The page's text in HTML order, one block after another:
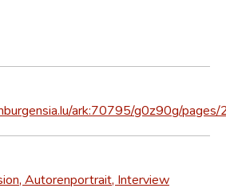
ark:70795/g0z90g/
Autorenportrait, Interview